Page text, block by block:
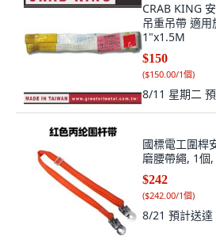
CRAB KING
吊重吊帶 適用
1"x1.5M
$150
($150.00/1個)
8/11 星期二
國標電工圍桿
磨腰帶繩, 1個
$242
($242.00/1個)
8/21 預計送達